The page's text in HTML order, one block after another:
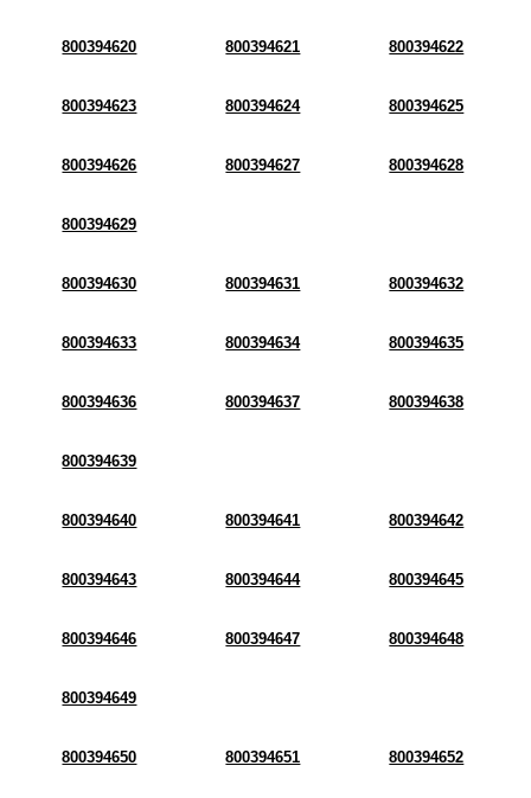
800394620 800394621 800394622
800394623 800394624 800394625
800394626 800394627 800394628
800394629
800394630 800394631 800394632
800394633 800394634 800394635
800394636 800394637 800394638
800394639
800394640 800394641 800394642
800394643 800394644 800394645
800394646 800394647 800394648
800394649
800394650 800394651 800394652